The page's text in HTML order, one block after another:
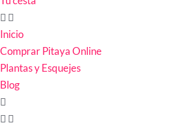
Inicio
Comprar Pitaya Online
Plantas y Esquejes
Blog